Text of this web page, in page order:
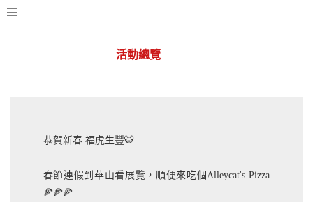
活動總覽
恭賀新春 福虎生豐🐯
春節連假到華山看展覽，順便來吃個Alleycat's Pizza
🍕🍕🍕